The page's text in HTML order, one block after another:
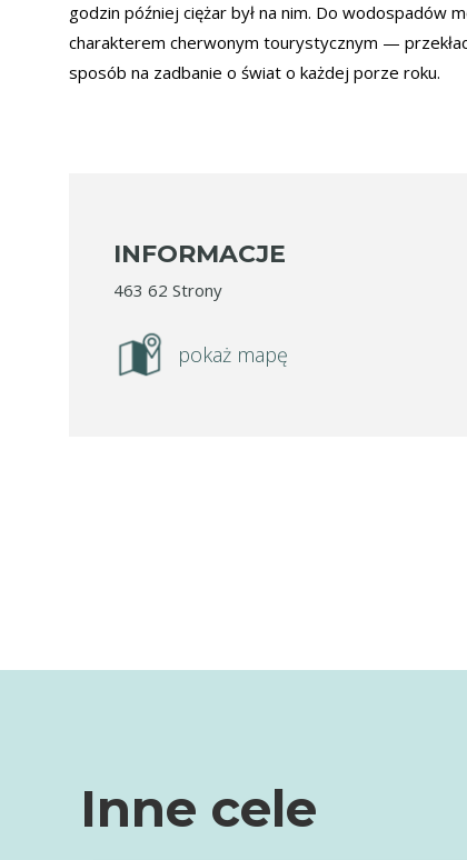
godzin później ciężar był na nim. Do wodospadów
charakterem cherwonym tourystycznym —
sposób na zadbanie o świat o każdej porze roku.
INFORMACJE
463 62 Strony
pokaż mapę
Inne cele